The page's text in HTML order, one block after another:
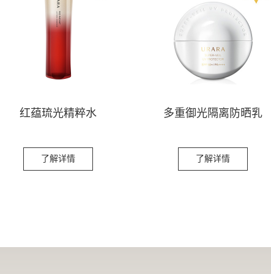
红蕴琉光精粹水
了解详情
多重御光隔离防晒乳
了解详情